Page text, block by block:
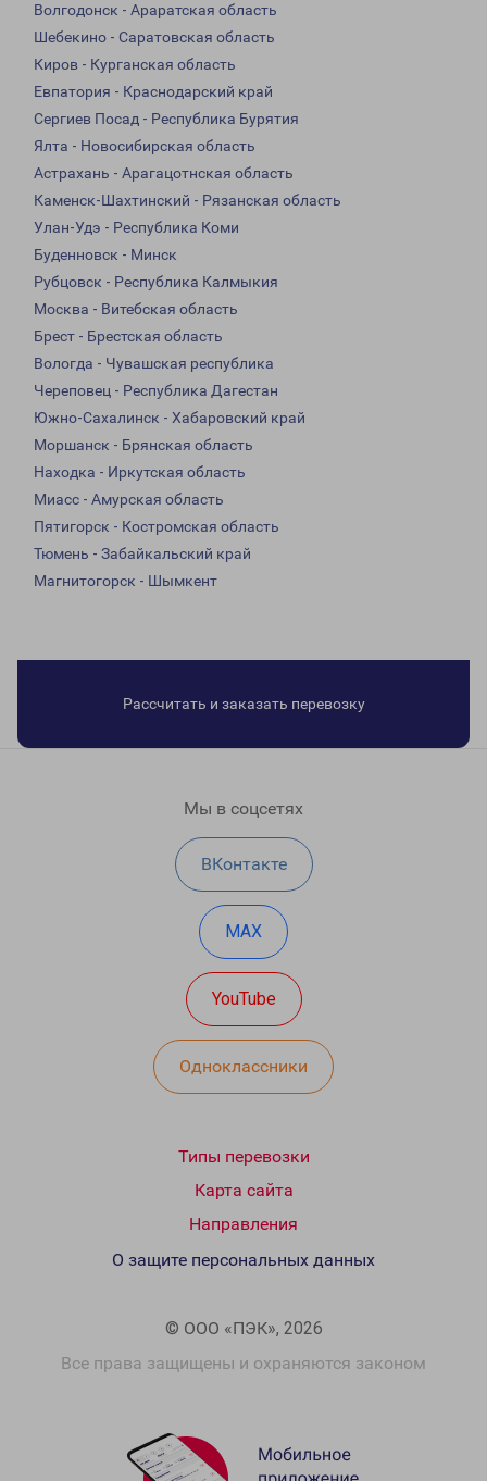
Волгодонск - Араратская область
Шебекино - Саратовская область
Киров - Курганская область
Евпатория - Краснодарский край
Сергиев Посад - Республика Бурятия
Ялта - Новосибирская область
Астрахань - Арагацотнская область
Каменск-Шахтинский - Рязанская область
Улан-Удэ - Республика Коми
Буденновск - Минск
Рубцовск - Республика Калмыкия
Москва - Витебская область
Брест - Брестская область
Вологда - Чувашская республика
Череповец - Республика Дагестан
Южно-Сахалинск - Хабаровский край
Моршанск - Брянская область
Находка - Иркутская область
Миасс - Амурская область
Пятигорск - Костромская область
Тюмень - Забайкальский край
Магнитогорск - Шымкент
Рассчитать и заказать перевозку
Мы в соцсетях
ВКонтакте
MAX
YouTube
Одноклассники
Типы перевозки
Карта сайта
Направления
© ООО «ПЭК», 2026
Все права защищены и охраняются законом
О защите персональных данных